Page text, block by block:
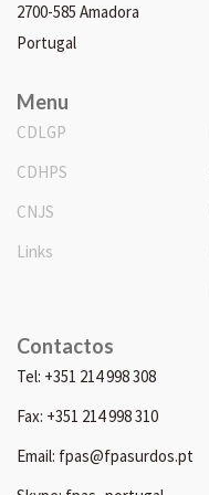
2700-585 Amadora
Portugal
Menu
CDLGP
CDHPS
CNJS
Links
Contactos
Tel: +351 214 998 308
Fax: +351 214 998 310
Email: fpas@fpasurdos.pt